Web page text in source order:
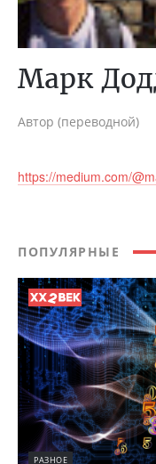
Марк
Автор (переводной)
https://medium.com/
ПОПУЛЯРНЫЕ
РАЗНОЕ